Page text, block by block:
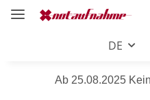
DE
Ab 25.08.2025